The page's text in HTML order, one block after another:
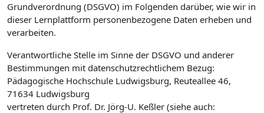
Grundverordnung (DSGVO) im Folgenden darüber, wie wir in
dieser Lernplattform personenbezogene Daten erheben und
verarbeiten.
Verantwortliche Stelle im Sinne der DSGVO und anderer
Bestimmungen mit datenschutzrechtlichem Bezug:
Pädagogische Hochschule Ludwigsburg, Reuteallee 46,
71634 Ludwigsburg
vertreten durch Prof. Dr. Jörg-U. Keßler (siehe auch: